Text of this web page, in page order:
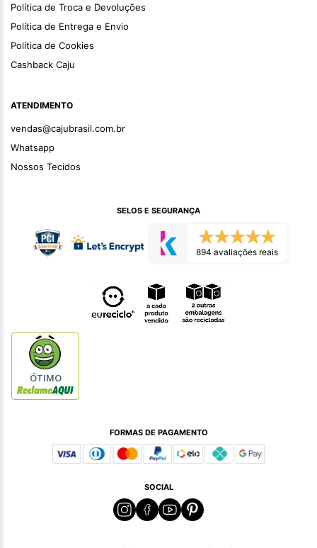
Política de Troca e Devoluções
Política de Entrega e Envio
Política de Cookies
Cashback Caju
ATENDIMENTO
vendas@cajubrasil.com.br
Whatsapp
Nossos Tecidos
SELOS E SEGURANÇA
894 avaliações reais
ÓTIMO
FORMAS DE PAGAMENTO
SOCIAL